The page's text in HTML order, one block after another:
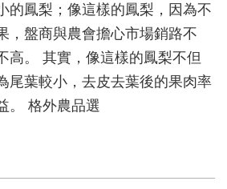
的鳳梨；像這樣的鳳梨，因為不
，盤商與農會擔心市場銷路不
高。 其實，像這樣的鳳梨不但
尾葉較小，去皮去葉後的果肉率
。 格外農品選